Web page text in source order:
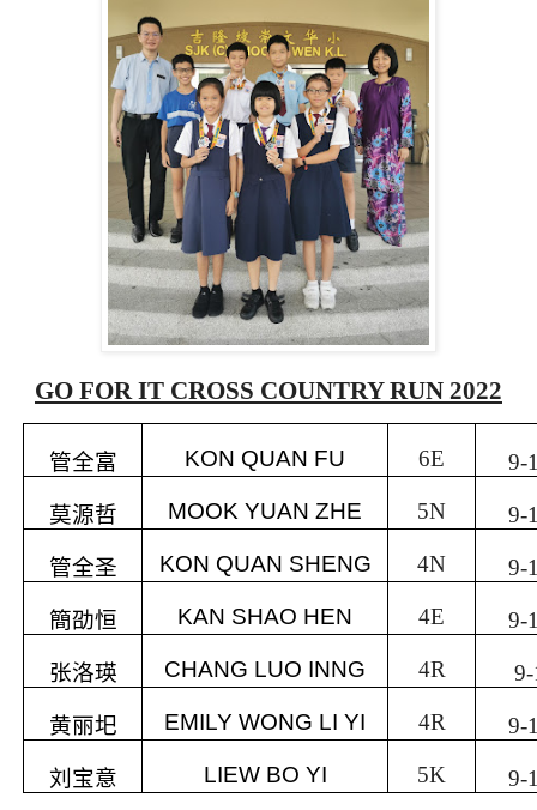
GO FOR IT CROSS COUNTRY RUN 2022
管全富 KON QUAN FU 6E 9-
莫源哲 MOOK YUAN ZHE 5N 9-
管全圣 KON QUAN SHENG 4N 9-
簡劭恒 KAN SHAO HEN 4E 9-
张洛瑛 CHANG LUO INNG 4R
黄丽圯 EMILY WONG LI YI 4R 9-
刘宝意 LIEW BO YI 5K 9-